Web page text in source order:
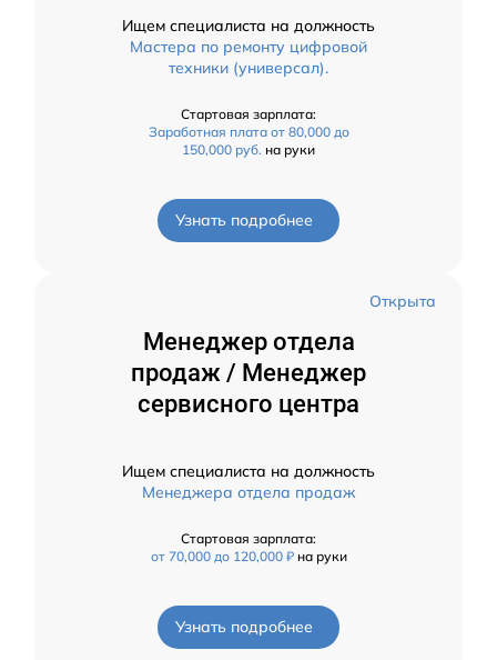
Ищем специалиста на должность
Мастера по ремонту цифровой
техники (универсал).
Стартовая зарплата:
Заработная плата от 80,000 до
150,000 руб. на руки
Узнать подробнее
Открыта
Менеджер отдела
продаж / Менеджер
сервисного центра
Ищем специалиста на должность
Менеджера отдела продаж
Стартовая зарплата:
от 70,000 до 120,000 ₽ на руки
Узнать подробнее